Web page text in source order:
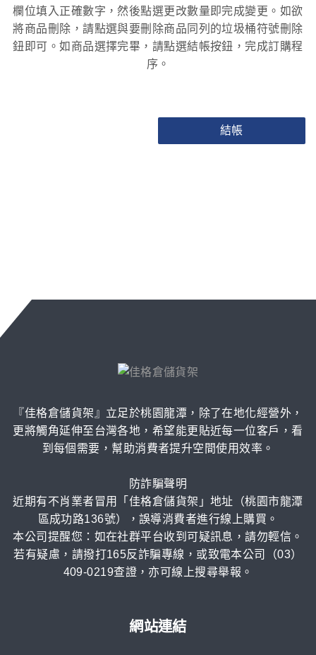
欄位填入正確數字，然後點選更改數量即完成變更。如欲
將商品刪除，請點選與要刪除商品同列的垃圾桶符號刪除
鈕即可。如商品選擇完畢，請點選結帳按鈕，完成訂購程
序。
結帳
『佳格倉儲貨架』立足於桃園龍潭，除了在地化經營外，
更將觸角延伸至台灣各地，希望能更貼近每一位客戶，看
到每個需要，幫助消費者提升空間使用效率。
防詐騙聲明
近期有不肖業者冒用「佳格倉儲貨架」地址（桃園市龍潭
區成功路136號），誤導消費者進行線上購買。
本公司提醒您：如在社群平台收到可疑訊息，請勿輕信。
若有疑慮，請撥打165反詐騙專線，或致電本公司（03）
409-0219查證，亦可線上搜尋舉報。
網站連結